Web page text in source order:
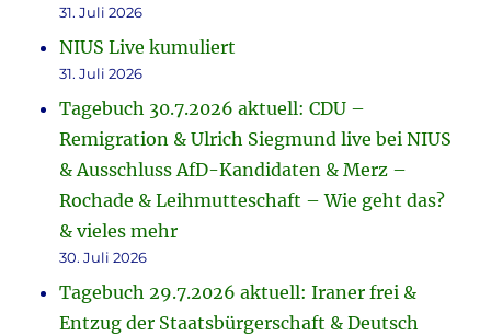
31. Juli 2026
NIUS Live kumuliert
31. Juli 2026
Tagebuch 30.7.2026 aktuell: CDU –
Remigration & Ulrich Siegmund live bei NIUS
& Ausschluss AfD-Kandidaten & Merz –
Rochade & Leihmutteschaft – Wie geht das?
& vieles mehr
30. Juli 2026
Tagebuch 29.7.2026 aktuell: Iraner frei &
Entzug der Staatsbürgerschaft & Deutsch